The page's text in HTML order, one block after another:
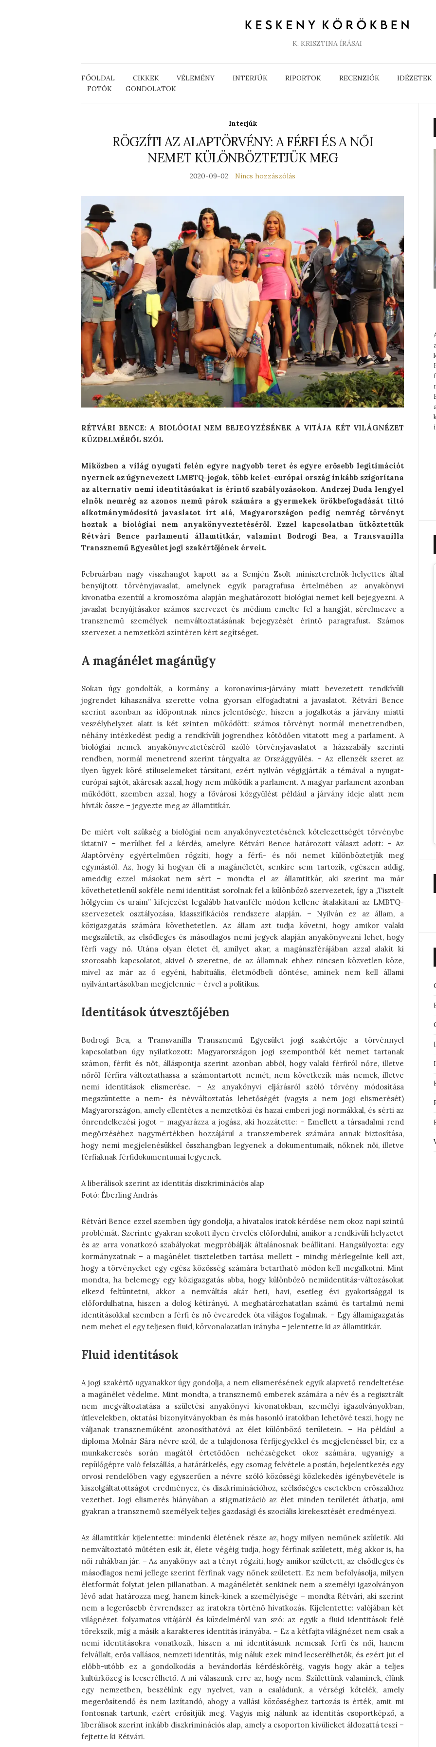
K. KRISZTINA ÍRÁSAI
FŐOLDAL CIKKEK VÉLEMÉNY INTERJÚK RIPORTOK RECENZIÓK IDÉZETEK
FOTÓK
GONDOLATOK
Interjúk
RÖGZÍTI AZ ALAPTÖRVÉNY: A FÉRFI ÉS A NŐI
NEMET KÜLÖNBÖZTETJÜK MEG
2020-09-02 Nincs hozzászólás
RÉTVÁRI BENCE: A BIOLÓGIAI NEM BEJEGYZÉSÉNEK A VITÁJA KÉT VILÁGNÉZET
KÜZDELMÉRŐL SZÓL
Miközben a világ nyugati felén egyre nagyobb teret és egyre erősebb legitimációt
nyernek az úgynevezett LMBTQ-jogok, több kelet-európai ország inkább szigorítana
az alternatív nemi identitásúakat is érintő szabályozásokon. Andrzej Duda lengyel
elnök nemrég az azonos nemű párok számára a gyermekek örökbefogadását tiltó
alkotmánymódosító javaslatot írt alá, Magyarországon pedig nemrég törvényt
hoztak a biológiai nem anyakönyveztetéséről. Ezzel kapcsolatban ütköztettük
Rétvári Bence parlamenti államtitkár, valamint Bodrogi Bea, a Transvanilla
Transznemű Egyesület jogi szakértőjének érveit.
Februárban nagy visszhangot kapott az a Semjén Zsolt miniszterelnök-helyettes által
benyújtott törvényjavaslat, amelynek egyik paragrafusa értelmében az anyakönyvi
kivonatba ezentúl a kromoszóma alapján meghatározott biológiai nemet kell bejegyezni. A
javaslat benyújtásakor számos szervezet és médium emelte fel a hangját, sérelmezve a
transznemű személyek nemváltoztatásának bejegyzését érintő paragrafust. Számos
szervezet a nemzetközi színtéren kért segítséget.
A magánélet magánügy
Sokan úgy gondolták, a kormány a koronavírus-járvány miatt bevezetett rendkívüli
jogrendet kihasználva szerette volna gyorsan elfogadtatni a javaslatot. Rétvári Bence
szerint azonban az időpontnak nincs jelentősége, hiszen a jogalkotás a járvány miatti
veszélyhelyzet alatt is két szinten működött: számos törvényt normál menetrendben,
néhány intézkedést pedig a rendkívüli jogrendhez kötődően vitatott meg a parlament. A
biológiai nemek anyakönyveztetéséről szóló törvényjavaslatot a házszabály szerinti
rendben, normál menetrend szerint tárgyalta az Országgyűlés. – Az ellenzék szeret az
ilyen ügyek köré stíluselemeket társítani, ezért nyilván végigjárták a témával a nyugat-
európai sajtót, akárcsak azzal, hogy nem működik a parlament. A magyar parlament azonban
működött, szemben azzal, hogy a fővárosi közgyűlést például a járvány ideje alatt nem
hívták össze – jegyezte meg az államtitkár.
De miért volt szükség a biológiai nem anyakönyveztetésének kötelezettségét törvénybe
iktatni? – merülhet fel a kérdés, amelyre Rétvári Bence határozott választ adott: – Az
Alaptörvény egyértelműen rögzíti, hogy a férfi- és női nemet különböztetjük meg
egymástól. Az, hogy ki hogyan éli a magánéletét, senkire sem tartozik, egészen addig,
ameddig ezzel másokat nem sért – mondta el az államtitkár, aki szerint ma már
követhetetlenül sokféle nemi identitást sorolnak fel a különböző szervezetek, így a „Tisztelt
hölgyeim és uraim” kifejezést legalább hatvanféle módon kellene átalakítani az LMBTQ-
szervezetek osztályozása, klasszifikációs rendszere alapján. – Nyilván ez az állam, a
közigazgatás számára követhetetlen. Az állam azt tudja követni, hogy amikor valaki
megszületik, az elsődleges és másodlagos nemi jegyek alapján anyakönyvezni lehet, hogy
férfi vagy nő. Utána olyan életet él, amilyet akar, a magánszférájában azzal alakít ki
szorosabb kapcsolatot, akivel ő szeretne, de az államnak ehhez nincsen közvetlen köze,
mivel az már az ő egyéni, habituális, életmódbeli döntése, aminek nem kell állami
nyilvántartásokban megjelennie – érvel a politikus.
Identitások útvesztőjében
Bodrogi Bea, a Transvanilla Transznemű Egyesület jogi szakértője a törvénnyel
kapcsolatban úgy nyilatkozott: Magyarországon jogi szempontból két nemet tartanak
számon, férfit és nőt, álláspontja szerint azonban abból, hogy valaki férfiról nőre, illetve
nőről férfira változtathassa a számontartott nemét, nem következik más nemek, illetve
nemi identitások elismerése. – Az anyakönyvi eljárásról szóló törvény módosítása
megszüntette a nem- és névváltoztatás lehetőségét (vagyis a nem jogi elismerését)
Magyarországon, amely ellentétes a nemzetközi és hazai emberi jogi normákkal, és sérti az
önrendelkezési jogot – magyarázza a jogász, aki hozzátette: – Emellett a társadalmi rend
megőrzéséhez nagymértékben hozzájárul a transzemberek számára annak biztosítása,
hogy nemi megjelenésükkel összhangban legyenek a dokumentumaik, nőknek női, illetve
férfiaknak férfidokumentumai legyenek.
A liberálisok szerint az identitás diszkriminációs alap
Fotó: Éberling András
Rétvári Bence ezzel szemben úgy gondolja, a hivatalos iratok kérdése nem okoz napi szintű
problémát. Szerinte gyakran szokott ilyen érvelés előfordulni, amikor a rendkívüli helyzetet
és az arra vonatkozó szabályokat megpróbálják általánosnak beállítani. Hangsúlyozta: egy
kormányzatnak – a magánélet tiszteletben tartása mellett – mindig mérlegelnie kell azt,
hogy a törvényeket egy egész közösség számára betartható módon kell megalkotni. Mint
mondta, ha belemegy egy közigazgatás abba, hogy különböző nemiidentitás-változásokat
elkezd feltüntetni, akkor a nemváltás akár heti, havi, esetleg évi gyakorisággal is
előfordulhatna, hiszen a dolog kétirányú. A meghatározhatatlan számú és tartalmú nemi
identitásokkal szemben a férfi és nő évezredek óta világos fogalmak. – Egy államigazgatás
nem mehet el egy teljesen fluid, körvonalazatlan irányba – jelentette ki az államtitkár.
Fluid identitások
A jogi szakértő ugyanakkor úgy gondolja, a nem elismerésének egyik alapvető rendeltetése
a magánélet védelme. Mint mondta, a transznemű emberek számára a név és a regisztrált
nem megváltoztatása a születési anyakönyvi kivonatokban, személyi igazolványokban,
útlevelekben, oktatási bizonyítványokban és más hasonló iratokban lehetővé teszi, hogy ne
váljanak transzneműként azonosíthatóvá az élet különböző területein. – Ha például a
diploma Molnár Sára névre szól, de a tulajdonosa férfijegyekkel és megjelenéssel bír, ez a
munkakeresés során magától értetődően nehézségeket okoz számára, ugyanígy a
repülőgépre való felszállás, a határátkelés, egy csomag felvétele a postán, bejelentkezés egy
orvosi rendelőben vagy egyszerűen a névre szóló közösségi közlekedés igénybevétele is
kiszolgáltatottságot eredményez, és diszkriminációhoz, szélsőséges esetekben erőszakhoz
vezethet. Jogi elismerés hiányában a stigmatizáció az élet minden területét áthatja, ami
gyakran a transznemű személyek teljes gazdasági és szociális kirekesztését eredményezi.
Az államtitkár kijelentette: mindenki életének része az, hogy milyen neműnek születik. Aki
nemváltoztató műtéten esik át, élete végéig tudja, hogy férfinak született, még akkor is, ha
női ruhákban jár. – Az anyakönyv azt a tényt rögzíti, hogy amikor született, az elsődleges és
másodlagos nemi jellege szerint férfinak vagy nőnek született. Ez nem befolyásolja, milyen
életformát folytat jelen pillanatban. A magánéletét senkinek nem a személyi igazolványon
lévő adat határozza meg, hanem kinek-kinek a személyisége – mondta Rétvári, aki szerint
nem a legerősebb érvrendszer az iratokra történő hivatkozás. Kijelentette: valójában két
világnézet folyamatos vitájáról és küzdelméről van szó: az egyik a fluid identitások felé
törekszik, míg a másik a karakteres identitás irányába. – Ez a kétfajta világnézet nem csak a
nemi identitásokra vonatkozik, hiszen a mi identitásunk nemcsak férfi és női, hanem
felvállalt, erős vallásos, nemzeti identitás, míg náluk ezek mind lecserélhetők, és ezért jut el
előbb-utóbb ez a gondolkodás a bevándorlás kérdésköréig, vagyis hogy akár a teljes
kultúrközeg is lecserélhető. A mi válaszunk erre az, hogy nem. Születtünk valaminek, élünk
egy nemzetben, beszélünk egy nyelvet, van a családunk, a vérségi kötelék, amely
megerősítendő és nem lazítandó, ahogy a vallási közösséghez tartozás is érték, amit mi
fontosnak tartunk, ezért erősítjük meg. Vagyis míg nálunk az identitás csoportképző, a
liberálisok szerint inkább diszkriminációs alap, amely a csoporton kívülieket áldozattá teszi –
fejtette ki Rétvári.